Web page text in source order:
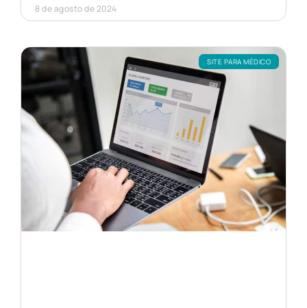
8 de agosto de 2024
SITE PARA MÉDICO